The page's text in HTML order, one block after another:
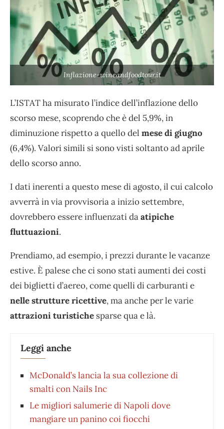
Inflazione-wineandfoodtour.it
L’ISTAT ha misurato l’indice dell’inflazione dello
scorso mese, scoprendo che è del 5,9%, in
diminuzione rispetto a quello del mese di giugno
(6,4%). Valori simili si sono visti soltanto ad aprile
dello scorso anno.
I dati inerenti a questo mese di agosto, il cui calcolo
avverrà in via provvisoria a inizio settembre,
dovrebbero essere influenzati daatipiche
fluttuazioni.
Prendiamo, ad esempio, i prezzi durante le vacanze
estive. È palese che ci sono stati aumenti dei costi
dei biglietti d’aereo, come quelli di carburanti e
nelle strutture ricettive, ma anche per le varie
attrazioni turistiche sparse qua e là.
Leggi anche
McDonald’s lancia la sua collezione di
smalti con Nails Inc
Le migliori salumerie di Napoli dove
mangiare un panino coi fiocchi